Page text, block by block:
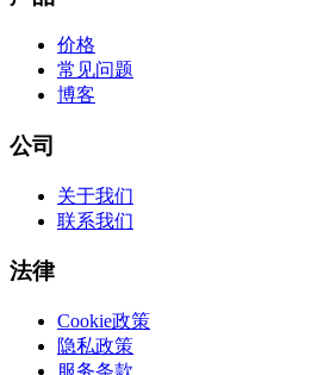
价格
常见问题
博客
公司
关于我们
联系我们
法律
Cookie政策
隐私政策
服务条款